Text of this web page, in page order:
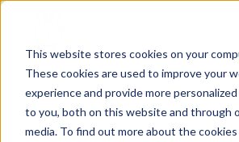
This website stores cookies on your
These cookies are used to improve your
experience and provide more
to you, both on this website and through
media. To find out more about the cookies
Cura ,Adozione,Consigli,Vendita